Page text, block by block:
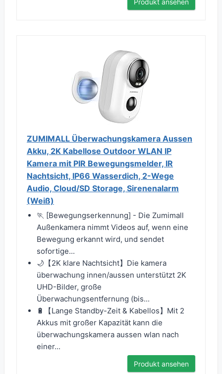
Produkt ansehen
ZUMIMALL Überwachungskamera Aussen
Akku, 2K Kabellose Outdoor WLAN IP
Kamera mit PIR Bewegungsmelder, IR
Nachtsicht, IP66 Wasserdich, 2-Wege
Audio, Cloud/SD Storage, Sirenenalarm
(Weiß)
🏃‍ [Bewegungserkennung] - Die Zumimall
Außenkamera nimmt Videos auf, wenn eine
Bewegung erkannt wird, und sendet
sofortige...
🌙【2K klare Nachtsicht】Die kamera
überwachung innen/aussen unterstützt 2K
UHD-Bilder, große
Überwachungsentfernung (bis...
🔋【Lange Standby-Zeit & Kabellos】Mit 2
Akkus mit großer Kapazität kann die
überwachungskamera aussen wlan nach
einer...
Produkt ansehen